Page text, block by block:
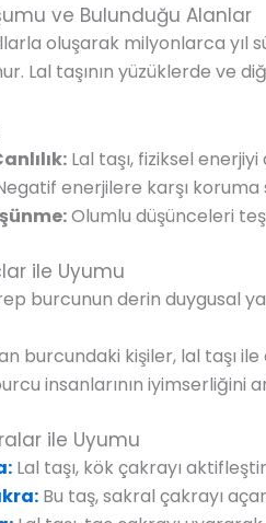
ve Bulunduğu Alanlar
oluşarak milyonlarca yıl
Lal taşının yüzüklerde ve
Lal taşı, fiziksel
enerjilere karşı
Olumlu düşünceleri
ile Uyumu
burcunun derin duygusal
burcundaki kişiler, lal taşı
insanlarının iyimserliğini
ile Uyumu
Lal taşı, kök çakrayı
Bu taş, sakral çakrayı